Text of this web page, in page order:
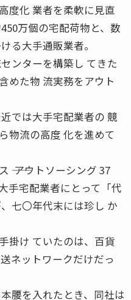
度化 業者を柔軟に見直
万個の宅配荷物と、数
る大手通販業者。
ンターを構築し てきた
めた物 流実務をアウト
では大手宅配業者の 競
物流の高度 化を進めて
アウトソーシング 37
手宅配業者にとって「代
七〇年代末には珍し か
掛け ていたのは、百貨
ネットワークだけだっ
腰を入れたとき、同社は